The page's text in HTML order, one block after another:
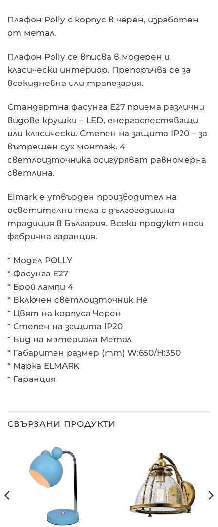
Плафон Polly с корпус в черен, изработен
от метал.
Плафон Polly се вписва в модерен и
класически интериор. Препоръчва се за
всекидневна или трапезария.
Стандартна фасунга E27 приема различни
видове крушки – LED, енергоспестяващи
или класически. Степен на защита IP20 – за
вътрешен сух монтаж. 4
светлоизточника осигуряват равномерна
светлина.
Elmark е утвърден производител на
осветителни тела с дългогодишна
традиция в България. Всеки продукт носи
фабрична гаранция.
* Модел POLLY
* Фасунга E27
* Брой лампи 4
* Включен светлоизточник Не
* Цвят на корпуса Черен
* Степен на защита IP20
* Вид на материала Метал
* Габаритен размер (mm) W:650/H:350
* Марка ELMARK
* Гаранция
СВЪРЗАНИ ПРОДУКТИ